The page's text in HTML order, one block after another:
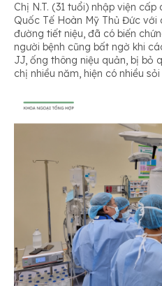
Chị N.T. (31 tuổi) nhập viện
Quốc Tế Hoàn Mỹ Thủ Đức với
đường tiết niệu, đã có biến
người bệnh cũng bất ngờ khi
JJ, ống thông niệu quản, bị bỏ
chị nhiều năm, hiện có nhiều